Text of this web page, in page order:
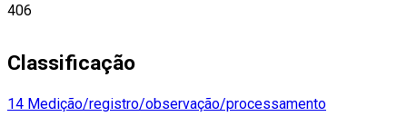
406
Classificação
14 Medição/registro/observação/processamento